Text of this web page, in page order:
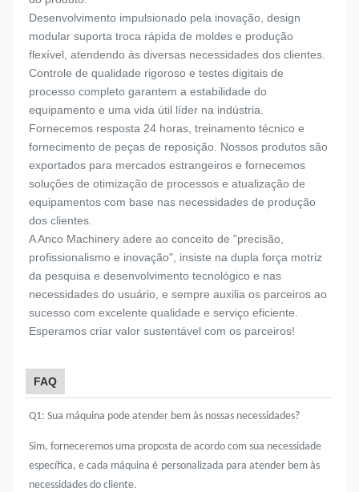
Desenvolvimento impulsionado pela inovação, design
modular suporta troca rápida de moldes e produção
flexível, atendendo às diversas necessidades dos clientes.
Controle de qualidade rigoroso e testes digitais de
processo completo garantem a estabilidade do
equipamento e uma vida útil líder na indústria.
Fornecemos resposta 24 horas, treinamento técnico e
fornecimento de peças de reposição. Nossos produtos são
exportados para mercados estrangeiros e fornecemos
soluções de otimização de processos e atualização de
equipamentos com base nas necessidades de produção
dos clientes.
A Anco Machinery adere ao conceito de "precisão,
profissionalismo e inovação", insiste na dupla força motriz
da pesquisa e desenvolvimento tecnológico e nas
necessidades do usuário, e sempre auxilia os parceiros ao
sucesso com excelente qualidade e serviço eficiente.
Esperamos criar valor sustentável com os parceiros!
FAQ
Q1: Sua máquina pode atender bem às nossas necessidades?
Sim, forneceremos uma proposta de acordo com sua necessidade
específica, e cada máquina é personalizada para atender bem às
necessidades do cliente.